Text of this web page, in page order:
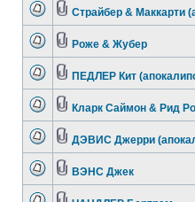
Страйбер & Маккарти
Роже & Жубер
ПЕДЛЕР Кит
Кларк Саймон & Рид
ДЭВИС Джерри
ВЭНС Джек